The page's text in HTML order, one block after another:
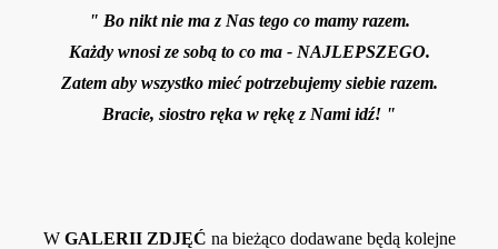
" Bo nikt nie ma z Nas tego co mamy razem.
Każdy wnosi ze sobą to co ma - NAJLEPSZEGO.
Zatem aby wszystko mieć potrzebujemy siebie razem.
Bracie, siostro ręka w rękę z Nami idź! "
W GALERII ZDJĘĆ na bieżąco dodawane będą kolejne